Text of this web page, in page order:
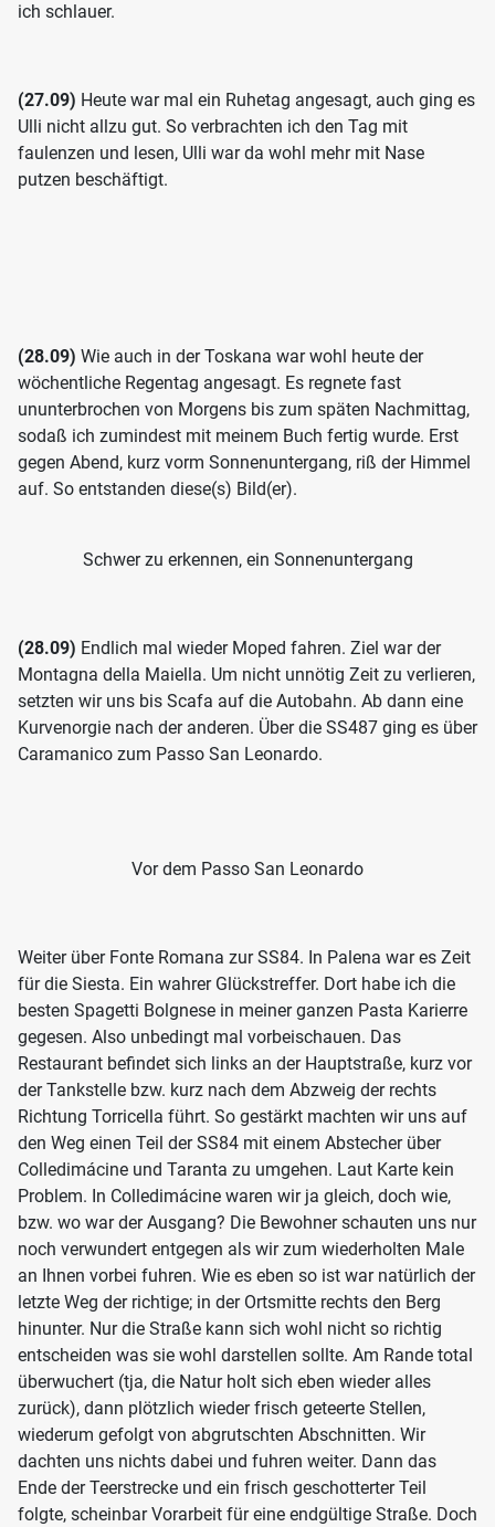
ich schlauer.
(27.09) Heute war mal ein Ruhetag angesagt, auch ging es
Ulli nicht allzu gut. So verbrachten ich den Tag mit
faulenzen und lesen, Ulli war da wohl mehr mit Nase
putzen beschäftigt.
(28.09) Wie auch in der Toskana war wohl heute der
wöchentliche Regentag angesagt. Es regnete fast
ununterbrochen von Morgens bis zum späten Nachmittag,
sodaß ich zumindest mit meinem Buch fertig wurde. Erst
gegen Abend, kurz vorm Sonnenuntergang, riß der Himmel
auf. So entstanden diese(s) Bild(er).
Schwer zu erkennen, ein Sonnenuntergang
(28.09) Endlich mal wieder Moped fahren. Ziel war der
Montagna della Maiella. Um nicht unnötig Zeit zu verlieren,
setzten wir uns bis Scafa auf die Autobahn. Ab dann eine
Kurvenorgie nach der anderen. Über die SS487 ging es über
Caramanico zum Passo San Leonardo.
Vor dem Passo San Leonardo
Weiter über Fonte Romana zur SS84. In Palena war es Zeit
für die Siesta. Ein wahrer Glückstreffer. Dort habe ich die
besten Spagetti Bolgnese in meiner ganzen Pasta Karierre
gegesen. Also unbedingt mal vorbeischauen. Das
Restaurant befindet sich links an der Hauptstraße, kurz vor
der Tankstelle bzw. kurz nach dem Abzweig der rechts
Richtung Torricella führt. So gestärkt machten wir uns auf
den Weg einen Teil der SS84 mit einem Abstecher über
Colledimácine und Taranta zu umgehen. Laut Karte kein
Problem. In Colledimácine waren wir ja gleich, doch wie,
bzw. wo war der Ausgang? Die Bewohner schauten uns nur
noch verwundert entgegen als wir zum wiederholten Male
an Ihnen vorbei fuhren. Wie es eben so ist war natürlich der
letzte Weg der richtige; in der Ortsmitte rechts den Berg
hinunter. Nur die Straße kann sich wohl nicht so richtig
entscheiden was sie wohl darstellen sollte. Am Rande total
überwuchert (tja, die Natur holt sich eben wieder alles
zurück), dann plötzlich wieder frisch geteerte Stellen,
wiederum gefolgt von abgrutschten Abschnitten. Wir
dachten uns nichts dabei und fuhren weiter. Dann das
Ende der Teerstrecke und ein frisch geschotterter Teil
folgte, scheinbar Vorarbeit für eine endgültige Straße. Doch